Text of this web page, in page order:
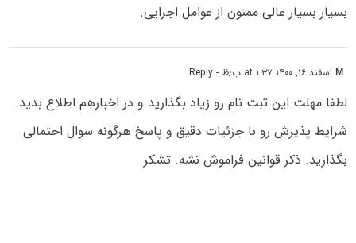
بسیار بسیار عالی ممنون از عوامل اجرایی.
Mاسفند ۱۶, ۱۴۰۰ at ۱:۳۷ ب٫ظ - Reply
لطفا مهلت این ثبت نام رو زیاد بگذارید و در اخبارهم اطلاع بدید.
شرایط پذیرش رو با جزئیات دقیق و پاسخ هرگونه سوال احتمالی
بگذارید. ذکر قوانین فراموش نشه. تشکر